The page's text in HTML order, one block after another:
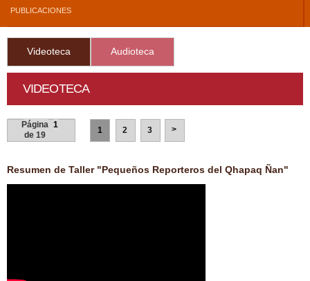
PUBLICACIONES
Videoteca Audioteca
VIDEOTECA
Páginas
Página 1
de 19
Páginas
1 2 3 >
Resumen de Taller "Pequeños Reporteros del Qhapaq Ñan"